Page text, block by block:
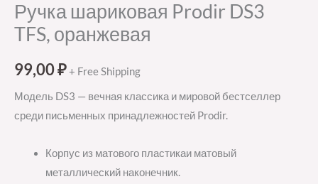
Ручка шариковая Prodir DS3
TFS, оранжевая
99,00₽+ Free Shipping
Модель DS3 — вечная классика и мировой бестселлер
среди письменных принадлежностей Prodir.
Корпус из матового пластикаи матовый
металлический наконечник.